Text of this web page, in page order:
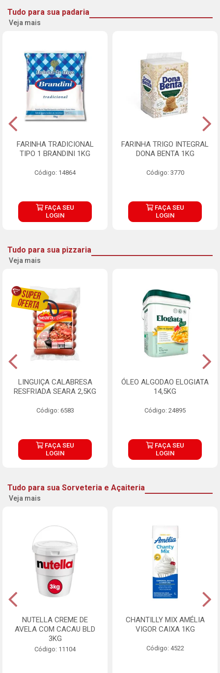
Tudo para sua padaria
Veja mais
FARINHA TRADICIONAL
TIPO 1 BRANDINI 1KG
Código: 14864
FAÇA SEU
LOGIN
FARINHA TRIGO INTEGRAL
DONA BENTA 1KG
Código: 3770
FAÇA SEU
LOGIN
Tudo para sua pizzaria
Veja mais
LINGUIÇA CALABRESA
RESFRIADA SEARA 2,5KG
Código: 6583
FAÇA SEU
LOGIN
ÓLEO ALGODAO ELOGIATA
14,5KG
Código: 24895
FAÇA SEU
LOGIN
Tudo para sua Sorveteria e Açaiteria
Veja mais
NUTELLA CREME DE
AVELA COM CACAU BLD
3KG
Código: 11104
CHANTILLY MIX AMÉLIA
VIGOR CAIXA 1KG
Código: 4522